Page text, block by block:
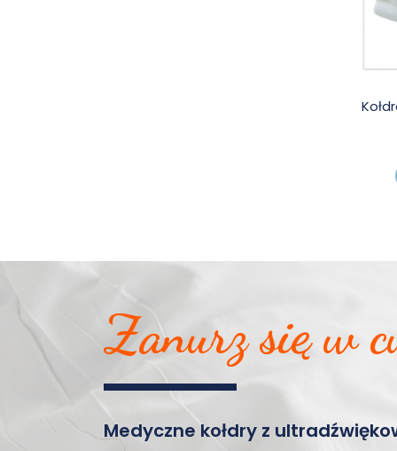
Zanurz się w
Medyczne kołdry z